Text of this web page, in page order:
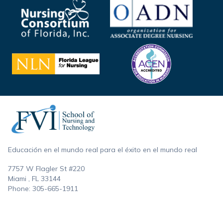
Educación en el mundo real para el éxito en el mundo real
7757 W Flagler St #220
Miami , FL 33144
Phone: 305-665-1911